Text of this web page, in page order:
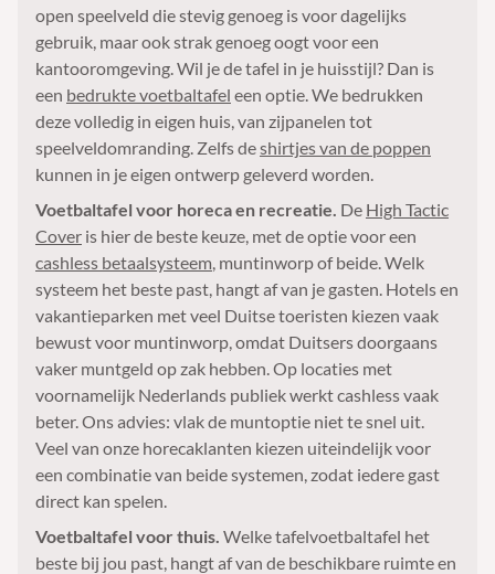
open speelveld die stevig genoeg is voor dagelijks
gebruik, maar ook strak genoeg oogt voor een
kantooromgeving. Wil je de tafel in je huisstijl? Dan is
een bedrukte voetbaltafel een optie. We bedrukken
deze volledig in eigen huis, van zijpanelen tot
speelveldomranding. Zelfs deshirtjes van de poppen
kunnen in je eigen ontwerp geleverd worden.
Voetbaltafel voor horeca en recreatie. De High Tactic
Cover is hier de beste keuze, met de optie voor een
cashless betaalsysteem, muntinworp of beide. Welk
systeem het beste past, hangt af van je gasten. Hotels en
vakantieparken met veel Duitse toeristen kiezen vaak
bewust voor muntinworp, omdat Duitsers doorgaans
vaker muntgeld op zak hebben. Op locaties met
voornamelijk Nederlands publiek werkt cashless vaak
beter. Ons advies: vlak de muntoptie niet te snel uit.
Veel van onze horecaklanten kiezen uiteindelijk voor
een combinatie van beide systemen, zodat iedere gast
direct kan spelen.
Voetbaltafel voor thuis. Welke tafelvoetbaltafel het
beste bij jou past, hangt af van de beschikbare ruimte en